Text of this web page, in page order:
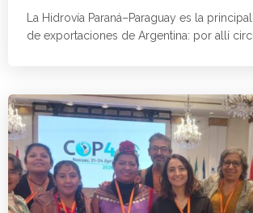
La Hidrovía Paraná–Paraguay es la
de exportaciones de Argentina: por allí